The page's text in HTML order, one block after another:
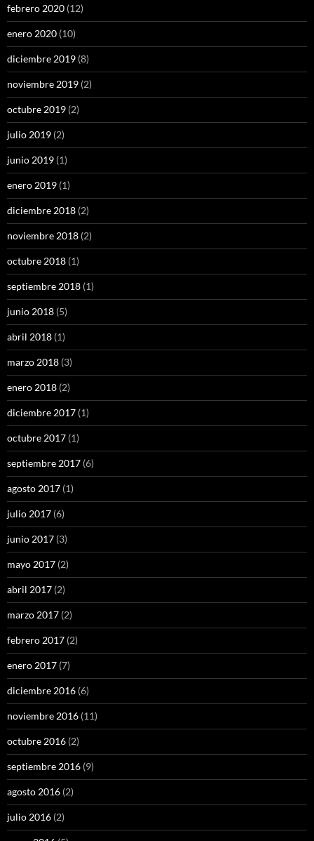
febrero 2020 (12)
enero 2020 (10)
diciembre 2019 (8)
noviembre 2019 (2)
octubre 2019 (2)
julio 2019 (2)
junio 2019 (1)
enero 2019 (1)
diciembre 2018 (2)
noviembre 2018 (2)
octubre 2018 (1)
septiembre 2018 (1)
junio 2018 (5)
abril 2018 (1)
marzo 2018 (3)
enero 2018 (2)
diciembre 2017 (1)
octubre 2017 (1)
septiembre 2017 (6)
agosto 2017 (1)
julio 2017 (6)
junio 2017 (3)
mayo 2017 (2)
abril 2017 (2)
marzo 2017 (2)
febrero 2017 (2)
enero 2017 (7)
diciembre 2016 (6)
noviembre 2016 (11)
octubre 2016 (2)
septiembre 2016 (9)
agosto 2016 (2)
julio 2016 (2)